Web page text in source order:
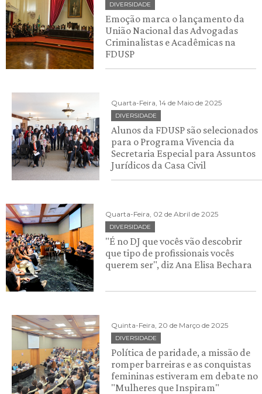
DIVERSIDADE
Emoção marca o lançamento da
União Nacional das Advogadas
Criminalistas e Acadêmicas na
FDUSP
Quarta-Feira, 14 de Maio de 2025
DIVERSIDADE
Alunos da FDUSP são selecionados
para o Programa Vivencia da
Secretaria Especial para Assuntos
Jurídicos da Casa Civil
Quarta-Feira, 02 de Abril de 2025
DIVERSIDADE
"É no DJ que vocês vão descobrir
que tipo de profissionais vocês
querem ser", diz Ana Elisa Bechara
Quinta-Feira, 20 de Março de 2025
DIVERSIDADE
Política de paridade, a missão de
romper barreiras e as conquistas
femininas estiveram em debate no
"Mulheres que Inspiram"